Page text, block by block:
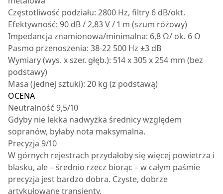
Częstotliwość podziału: 2800 Hz, filtry 6 dB/okt.
Efektywność: 90 dB / 2,83 V / 1 m (szum różowy)
Impedancja znamionowa/minimalna: 6,8 Ω/ ok. 6 Ω
Pasmo przenoszenia: 38-22 500 Hz ±3 dB
Wymiary (wys. x szer. głęb.): 514 x 305 x 254 mm (bez
podstawy)
Masa (jednej sztuki): 20 kg (z podstawą)
OCENA
Neutralność 9,5/10
Gdyby nie lekka nadwyżka średnicy względem
sopranów, byłaby nota maksymalna.
Precyzja 9/10
W górnych rejestrach przydałoby się więcej powietrza i
blasku, ale – średnio rzecz biorąc – w całym paśmie
precyzja jest bardzo dobra. Czyste, dobrze
artykułowane transjenty.